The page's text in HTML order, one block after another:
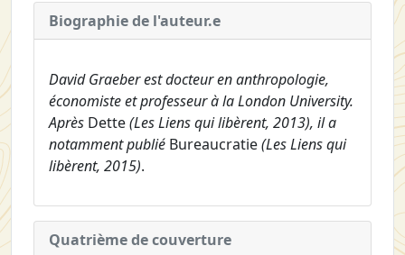
Biographie de l'auteur.e
David Graeber est docteur en anthropologie,
économiste et professeur à la London University.
Après Dette(Les Liens qui libèrent, 2013), il a
notamment publié Bureaucratie(Les Liens qui
libèrent, 2015).
Quatrième de couverture